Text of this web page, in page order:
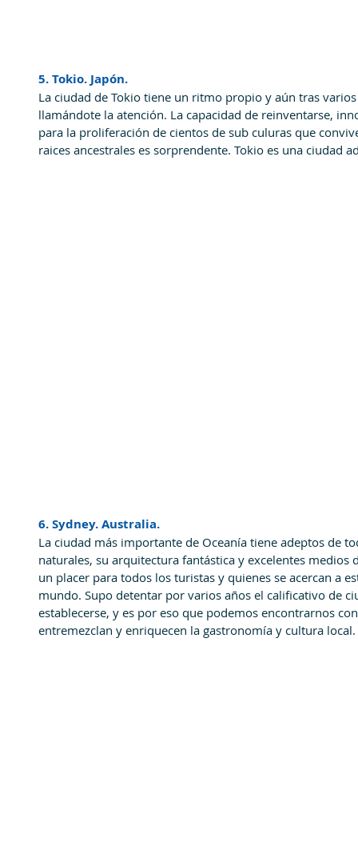
5. Tokio. Japón.
La ciudad de Tokio tiene un ritmo propio y aún tras
llamándote la atención. La capacidad de reinventarse,
para la proliferación de cientos de sub culuras que
raices ancestrales es sorprendente. Tokio es una ciudad
6. Sydney. Australia.
La ciudad más importante de Oceanía tiene adeptos de
naturales, su arquitectura fantástica y excelentes
un placer para todos los turistas y quienes se acercan a
mundo. Supo detentar por varios años el calificativo de
establecerse, y es por eso que podemos encontrarnos
entremezclan y enriquecen la gastronomía y cultura local.